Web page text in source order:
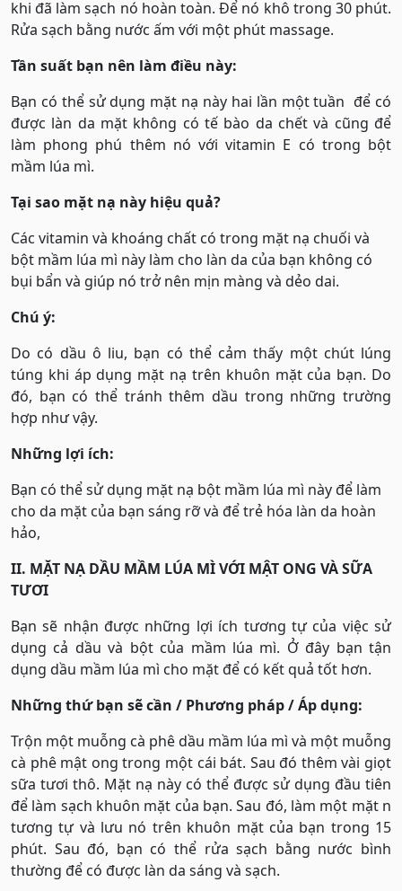
khi đã làm sạch nó hoàn toàn. Để nó khô trong 30 phút.
Rửa sạch bằng nước ấm với một phút massage.
Tần suất bạn nên làm điều này:
Bạn có thể sử dụng mặt nạ này hai lần một tuần để có
được làn da mặt không có tế bào da chết và cũng để
làm phong phú thêm nó với vitamin E có trong bột
mầm lúa mì.
Tại sao mặt nạ này hiệu quả?
Các vitamin và khoáng chất có trong mặt nạ chuối và
bột mầm lúa mì này làm cho làn da của bạn không có
bụi bẩn và giúp nó trở nên mịn màng và dẻo dai.
Chú ý:
Do có dầu ô liu, bạn có thể cảm thấy một chút lúng
túng khi áp dụng mặt nạ trên khuôn mặt của bạn. Do
đó, bạn có thể tránh thêm dầu trong những trường
hợp như vậy.
Những lợi ích:
Bạn có thể sử dụng mặt nạ bột mầm lúa mì này để làm
cho da mặt của bạn sáng rỡ và để trẻ hóa làn da hoàn
hảo,
II. MẶT NẠ DẦU MẦM LÚA MÌ VỚI MẬT ONG VÀ SỮA
TƯƠI
Bạn sẽ nhận được những lợi ích tương tự của việc sử
dụng cả dầu và bột của mầm lúa mì. Ở đây bạn tận
dụng dầu mầm lúa mì cho mặt để có kết quả tốt hơn.
Những thứ bạn sẽ cần / Phương pháp / Áp dụng:
Trộn một muỗng cà phê dầu mầm lúa mì và một muỗng
cà phê mật ong trong một cái bát. Sau đó thêm vài giọt
sữa tươi thô. Mặt nạ này có thể được sử dụng đầu tiên
để làm sạch khuôn mặt của bạn. Sau đó, làm một mặt n
tương tự và lưu nó trên khuôn mặt của bạn trong 15
phút. Sau đó, bạn có thể rửa sạch bằng nước bình
thường để có được làn da sáng và sạch.